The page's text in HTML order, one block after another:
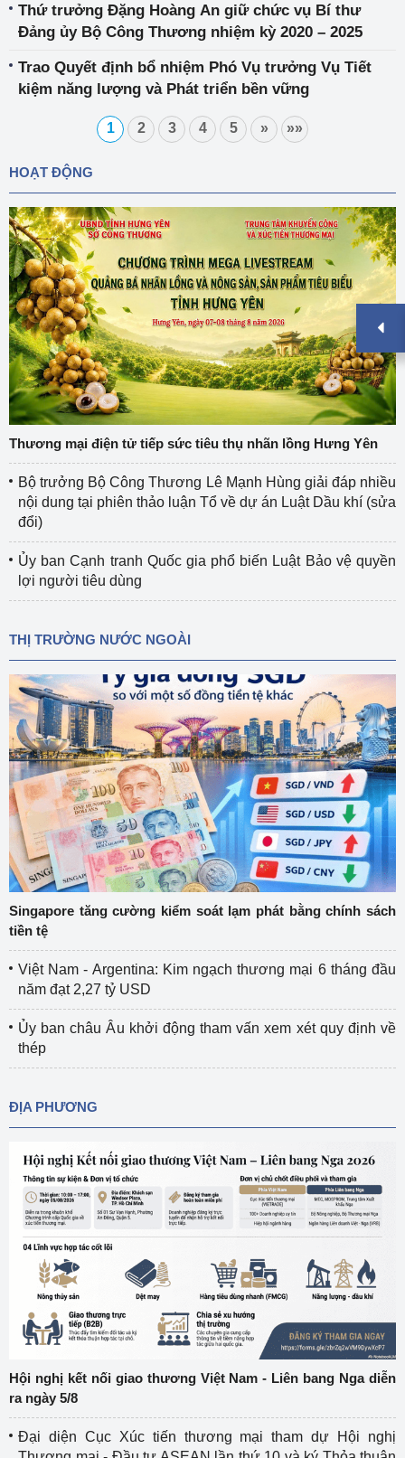
Thứ trưởng Đặng Hoàng An giữ chức vụ Bí thư
Đảng ủy Bộ Công Thương nhiệm kỳ 2020 – 2025
Trao Quyết định bổ nhiệm Phó Vụ trưởng Vụ Tiết
kiệm năng lượng và Phát triển bền vững
1 2 3 4 5 » »»
HOẠT ĐỘNG
Thương mại điện tử tiếp sức tiêu thụ nhãn lồng Hưng Yên
Bộ trưởng Bộ Công Thương Lê Mạnh Hùng giải đáp nhiều
nội dung tại phiên thảo luận Tổ về dự án Luật Dầu khí (sửa
đổi)
Ủy ban Cạnh tranh Quốc gia phổ biến Luật Bảo vệ quyền
lợi người tiêu dùng
THỊ TRƯỜNG NƯỚC NGOÀI
Singapore tăng cường kiểm soát lạm phát bằng chính sách
tiền tệ
Việt Nam - Argentina: Kim ngạch thương mại 6 tháng đầu
năm đạt 2,27 tỷ USD
Ủy ban châu Âu khởi động tham vấn xem xét quy định về
thép
ĐỊA PHƯƠNG
Hội nghị kết nối giao thương Việt Nam - Liên bang Nga diễn
ra ngày 5/8
Đại diện Cục Xúc tiến thương mại tham dự Hội nghị